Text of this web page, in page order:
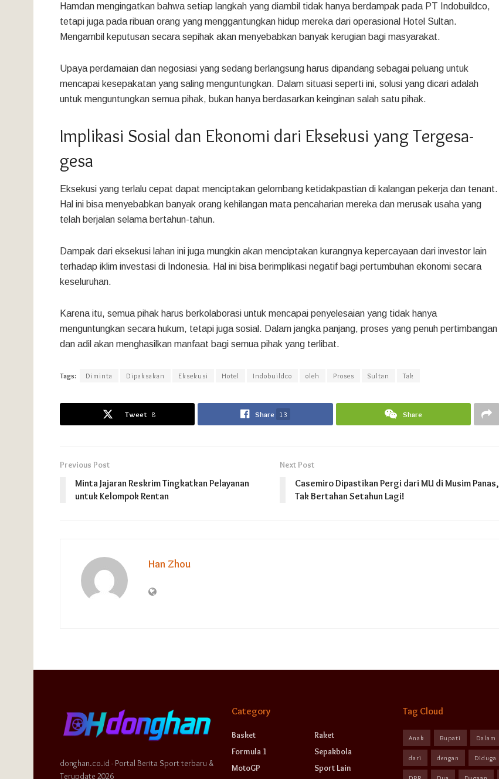
Hamdan mengingatkan bahwa setiap langkah yang diambil tidak hanya berdampak pada PT Indobuildco,
tetapi juga pada ribuan orang yang menggantungkan hidup mereka dari operasional Hotel Sultan.
Mengambil keputusan secara sepihak akan menyebabkan banyak kerugian bagi masyarakat.
Upaya perdamaian dan negosiasi yang sedang berlangsung harus dipandang sebagai peluang untuk
mencapai kesepakatan yang saling menguntungkan. Dalam situasi seperti ini, solusi yang dicari adalah
untuk menguntungkan semua pihak, bukan hanya berdasarkan keinginan salah satu pihak.
Implikasi Sosial dan Ekonomi dari Eksekusi yang Tergesa-
gesa
Eksekusi yang terlalu cepat dapat menciptakan gelombang ketidakpastian di kalangan pekerja dan tenant.
Hal ini bisa menyebabkan banyak orang kehilangan mata pencaharian mereka dan merusak usaha yang
telah berjalan selama bertahun-tahun.
Dampak dari eksekusi lahan ini juga mungkin akan menciptakan kurangnya kepercayaan dari investor lain
terhadap iklim investasi di Indonesia. Hal ini bisa berimplikasi negatif bagi pertumbuhan ekonomi secara
keseluruhan.
Karena itu, semua pihak harus berkolaborasi untuk mencapai penyelesaian yang tidak hanya
menguntungkan secara hukum, tetapi juga sosial. Dalam jangka panjang, proses yang penuh pertimbangan
dan adil akan menghasilkan manfaat bagi semua pihak yang terlibat.
Tags: Diminta Dipaksakan Eksekusi Hotel Indobuildco oleh Proses Sultan Tak
Tweet 8 Share 13 Share
Previous Post
Minta Jajaran Reskrim Tingkatkan Pelayanan
untuk Kelompok Rentan
Next Post
Casemiro Dipastikan Pergi dari MU di Musim Panas,
Tak Bertahan Setahun Lagi!
Han Zhou
donghan.co.id - Portal Berita Sport terbaru &
Terupdate 2026
Category
Basket
Formula 1
MotoGP
Raket
Sepakbola
Sport Lain
Tag Cloud
Anak Bupati Dalam
dari dengan Diduga